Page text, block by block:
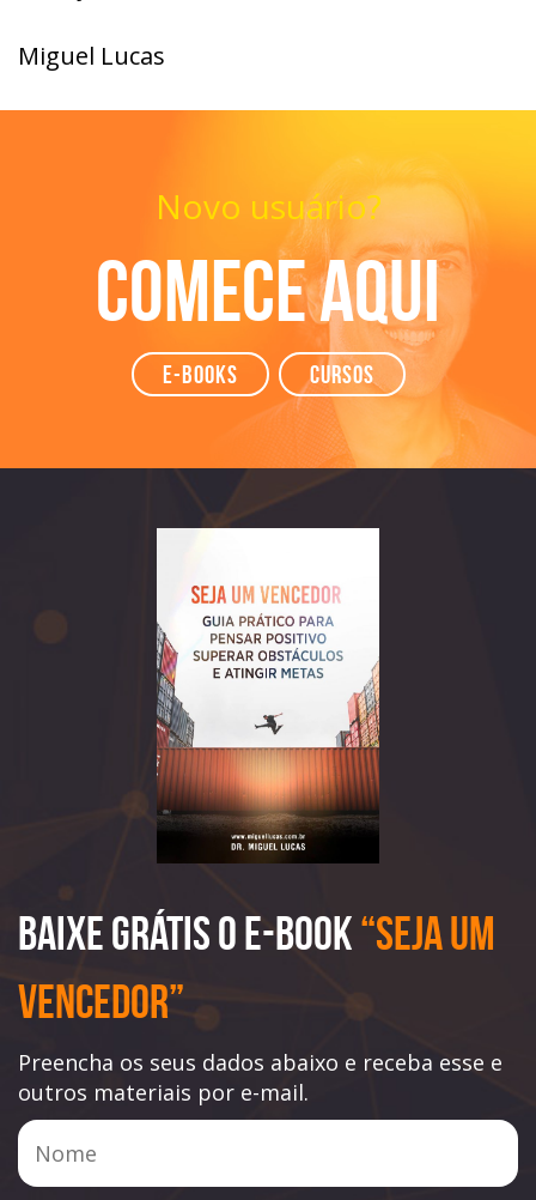
Miguel Lucas
Novo usuário?
Comece aqui
e-books Cursos
Baixe Grátis o e-book“Seja Um
Vencedor”
Preencha os seus dados abaixo e receba esse e
outros materiais por e-mail.